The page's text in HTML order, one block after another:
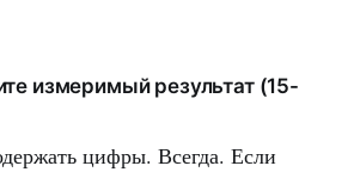
измеримый результат (15-
цифры. Всегда. Если